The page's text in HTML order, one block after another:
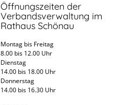
Öffnungszeiten der
Verbandsverwaltung im
Rathaus Schönau
Montag bis Freitag
8.00 bis 12.00 Uhr
Dienstag
14.00 bis 18.00 Uhr
Donnerstag
14.00 bis 16.30 Uhr